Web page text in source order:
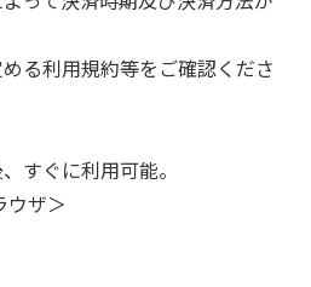
る利用規約等をご確認くださ
すぐに利用可能。
ザ＞